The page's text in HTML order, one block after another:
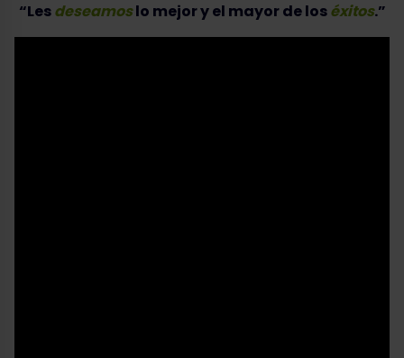
“Lesdeseamoslo mejor y el mayor de loséxitos.”